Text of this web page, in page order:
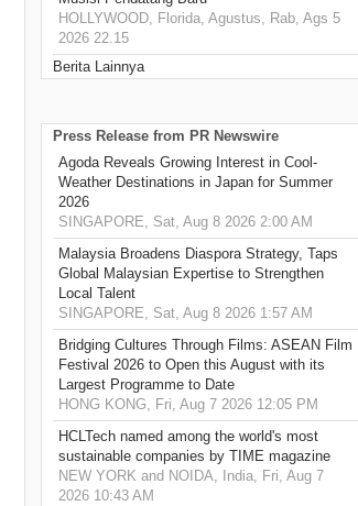
HOLLYWOOD, Florida, Agustus, Rab, Ags 5
2026 22.15
Berita Lainnya
Press Release from PR Newswire
Agoda Reveals Growing Interest in Cool-
Weather Destinations in Japan for Summer
2026
SINGAPORE, Sat, Aug 8 2026 2:00 AM
Malaysia Broadens Diaspora Strategy, Taps
Global Malaysian Expertise to Strengthen
Local Talent
SINGAPORE, Sat, Aug 8 2026 1:57 AM
Bridging Cultures Through Films: ASEAN Film
Festival 2026 to Open this August with its
Largest Programme to Date
HONG KONG, Fri, Aug 7 2026 12:05 PM
HCLTech named among the world's most
sustainable companies by TIME magazine
NEW YORK and NOIDA, India, Fri, Aug 7
2026 10:43 AM